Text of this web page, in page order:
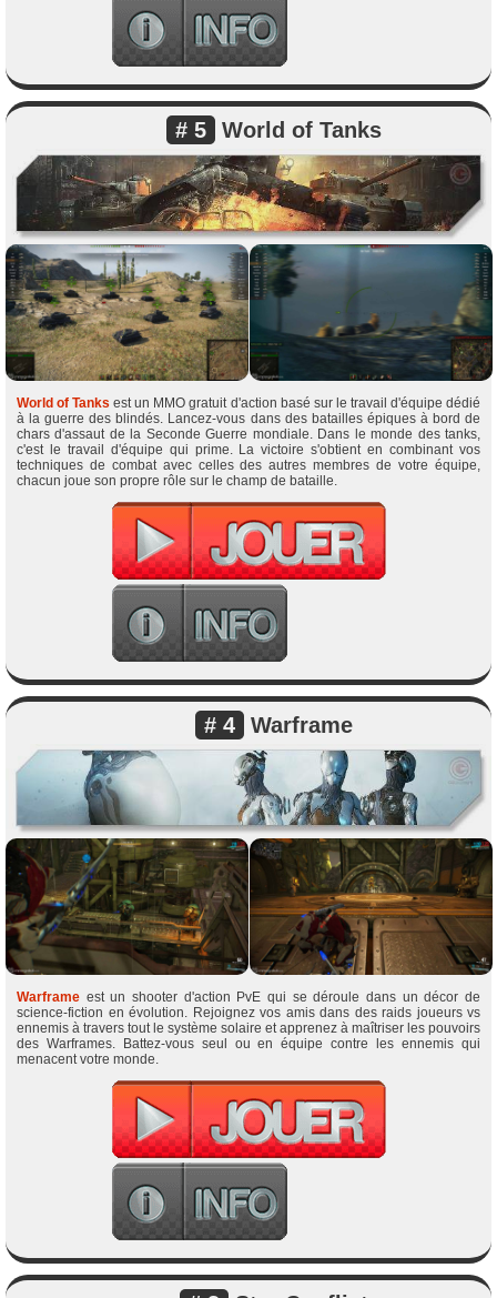
# 5 World of Tanks
World of Tanks est un MMO gratuit d'action basé sur le travail d'équipe dédié
à la guerre des blindés. Lancez-vous dans des batailles épiques à bord de
chars d'assaut de la Seconde Guerre mondiale. Dans le monde des tanks,
c'est le travail d'équipe qui prime. La victoire s'obtient en combinant vos
techniques de combat avec celles des autres membres de votre équipe,
chacun joue son propre rôle sur le champ de bataille.
# 4 Warframe
Warframe est un shooter d'action PvE qui se déroule dans un décor de
science-fiction en évolution. Rejoignez vos amis dans des raids joueurs vs
ennemis à travers tout le système solaire et apprenez à maîtriser les pouvoirs
des Warframes. Battez-vous seul ou en équipe contre les ennemis qui
menacent votre monde.